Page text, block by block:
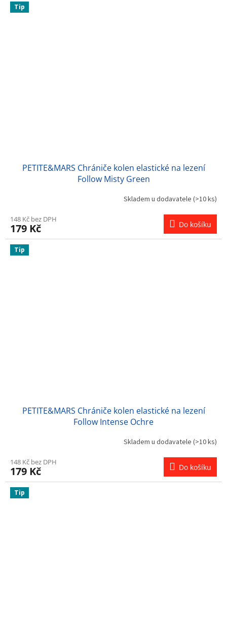
Tip
PETITE&MARS Chrániče kolen elastické na lezení
Follow Misty Green
Skladem u dodavatele (>10 ks)
148 Kč bez DPH
179 Kč Do košíku
Tip
PETITE&MARS Chrániče kolen elastické na lezení
Follow Intense Ochre
Skladem u dodavatele (>10 ks)
148 Kč bez DPH
179 Kč Do košíku
Tip